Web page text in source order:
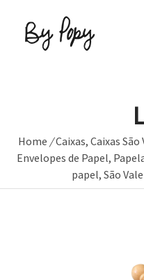
Home /Caixas, Caixas
Envelopes de Papel,
papel, São